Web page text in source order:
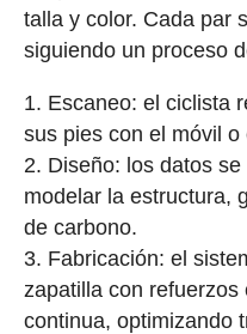
talla y color. Cada par
siguiendo un proceso
Escaneo: el ciclista
sus pies con el móvil
Diseño: los datos
modelar la estructura,
de carbono.
Fabricación: el
zapatilla con
continua, optimizando